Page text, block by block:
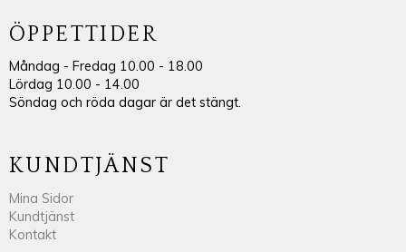
ÖPPETTIDER
Måndag - Fredag 10.00 - 18.00
Lördag 10.00 - 14.00
Söndag och röda dagar är det stängt.
KUNDTJÄNST
Mina Sidor
Kundtjänst
Kontakt